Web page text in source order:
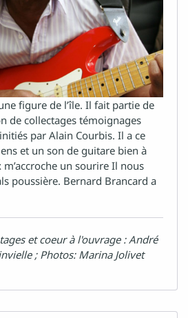
figure de l’île. Il fait partie de
de collectages témoignages
par Alain Courbis. Il a ce
et un son de guitare bien à
un sourire Il nous
poussière. Bernard Brancard a
et coeur à l'ouvrage : André
; Photos: Marina Jolivet